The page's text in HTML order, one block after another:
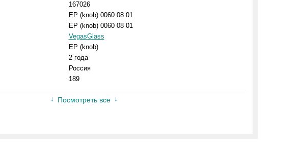
167026
EP (knob) 0060 08 01
EP (knob) 0060 08 01
VegasGlass
EP (knob)
2 года
Россия
189
Посмотреть все